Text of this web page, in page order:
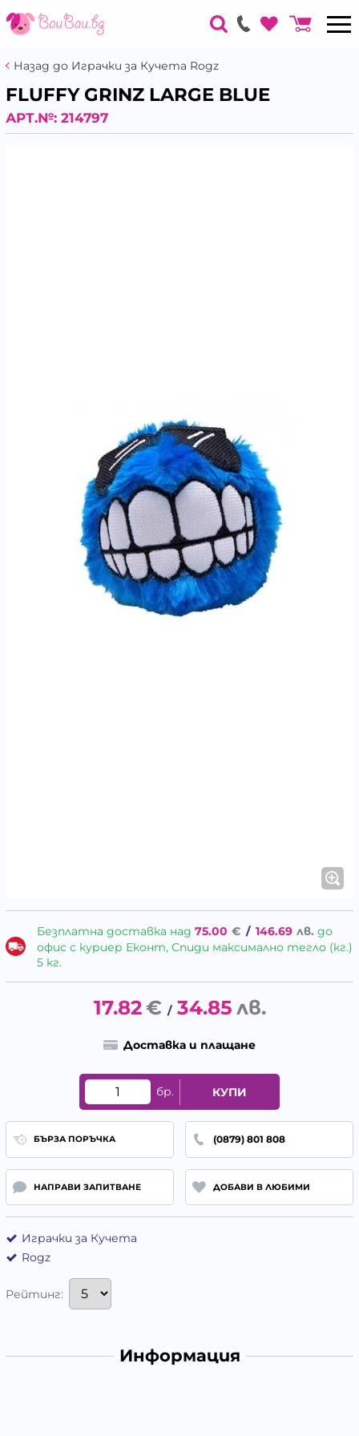
Назад до Играчки за Кучета Rogz
FLUFFY GRINZ LARGE BLUE
АРТ.№: 214797
Безплатна доставка над 75.00 € / 146.69 лв. до
офис с куриер Еконт, Спиди максимално тегло (кг.)
5 кг.
17.82€ / 34.85 лв.
Доставка и плащане
бр. КУПИ
БЪРЗА ПОРЪЧКА (0879) 801 808
НАПРАВИ ЗАПИТВАНЕ ДОБАВИ В ЛЮБИМИ
Играчки за Кучета
Rogz
Рейтинг:
Информация